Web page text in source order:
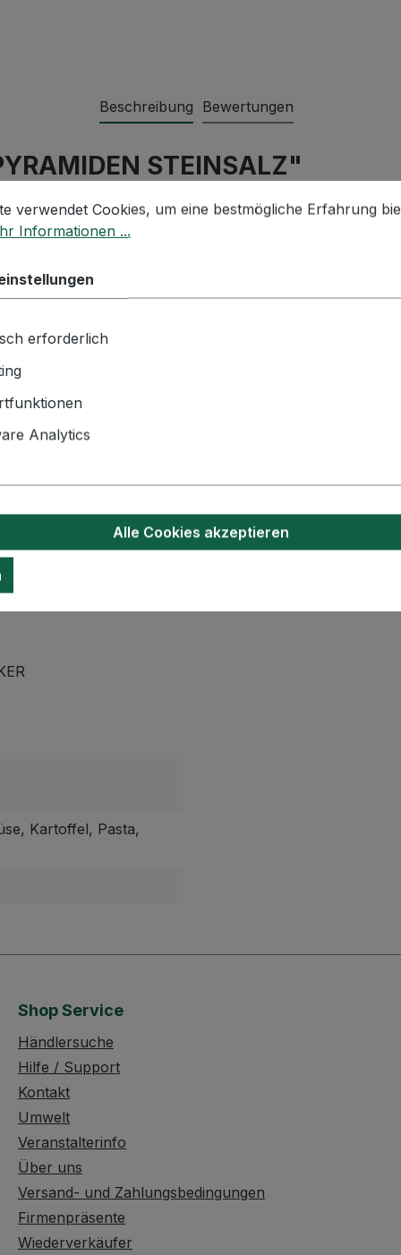
Beschreibung Bewertungen
STEINSALZ"
Pakistans, unweit des majestätischen Himalaya-
Wahl für kulinarische Meisterwerke, als Topping oder
Kartoffel, Pasta,
Shop Service
Händlersuche
Hilfe / Support
Kontakt
Umwelt
Veranstalterinfo
Über uns
Versand- und Zahlungsbedingungen
Firmenpräsente
Wiederverkäufer
Cookies, um eine bestmögliche Erfahrung
verwendet Cookies, um eine bestmögliche Erfahrung
Informationen ...
erforderlich
Analytics
Alle Cookies akzeptieren